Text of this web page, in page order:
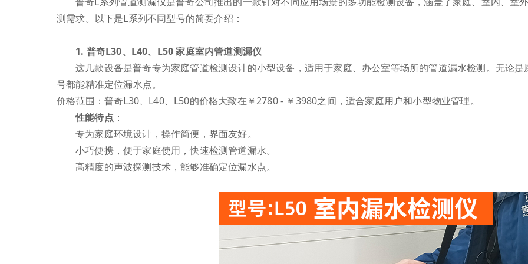
测需求。以下是L系列不同型号的简要介绍：
1. 普奇L30、L40、L50 家庭室内管道测漏仪
这几款设备是普奇专为家庭管道检测设计的小型设备，适用于家庭、办公室等场所的管道漏水检测。无论
号都能精准定位漏水点。
价格范围：普奇L30、L40、L50的价格大致在￥2780 - ￥3980之间，适合家庭用户和小型物业管理。
性能特点 ：
专为家庭环境设计，操作简便，界面友好。
小巧便携，便于家庭使用，快速检测管道漏水。
高精度的声波探测技术，能够准确定位漏水点。